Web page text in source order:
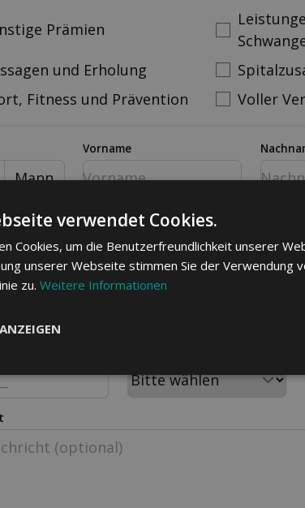
Prämien
und Erholung
Fitness und Prävention
Voller
Mann
Vorname
verwendet Cookies.
Cookies, um die Benutzerfreundlichkeit unserer
unserer Webseite stimmen Sie der Verwendung
zu. Weitere Informationen